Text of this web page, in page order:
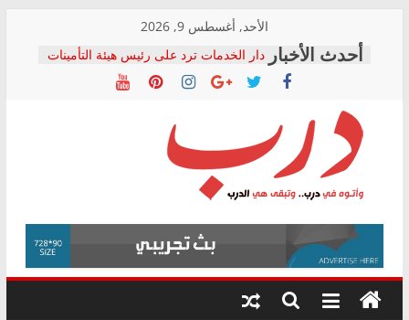
content
الأحد, أغسطس 9, 2026
دار الخدمات ترد على رئيس هيئة التأمينات
بعد مؤتمره الصحفي: إنكار الأزمة لا ينهي
معاناة أصحاب المعاشات.. ونطالب بكشف
فرحات سليمان يكتب: القطاع الصحي إلى
أين؟
حزب التحالف الشعبي يطلق لجنة “الحق
في الصحة” بالإسكندرية لرصد الانتهاكات
ودعم المرضى
الوزاري لمدينة الصحفيين.. وانتهاء أعمال
إنشاء المبنى الإداري
المجلس القومي لحقوق الإنسان يعلن
متابعة قضية الدكتور محمد زهران.. ويؤكد:
قرينة البراءة وضمانات المحاكمة العادلة
درب
وأتوه
درب..
وتبقى
هي